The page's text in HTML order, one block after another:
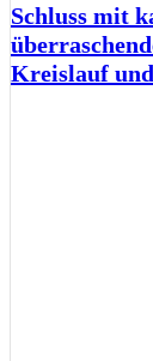
Schluss mit
Kreislauf